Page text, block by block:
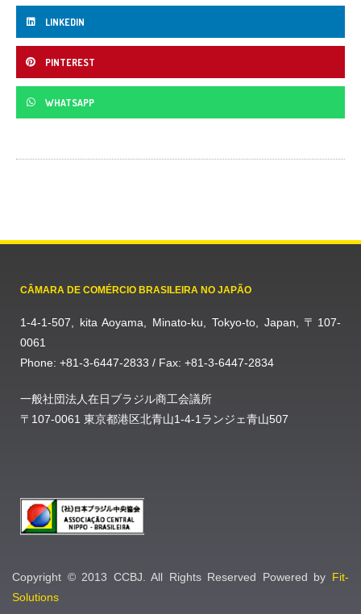
LINKEDIN
PINTEREST
WHATSAPP
CÂMARA DE COMÉRCIO BRASILEIRA NO JAPÃO
1-4-1-507, kita Aoyama, Minato-ku, Tokyo-to, Japan, 〒107-
0061
Phone: +81-3-6447-2833 / Fax: +81-3-6447-2834
一般社団法人在日ブラジル商工会議所
〒107-0061 東京都港区北青山1-4-1ランジェ青山507
Copyright © 2013 CCBJ. All Rights Reserved Powered by Fit-
Solutions